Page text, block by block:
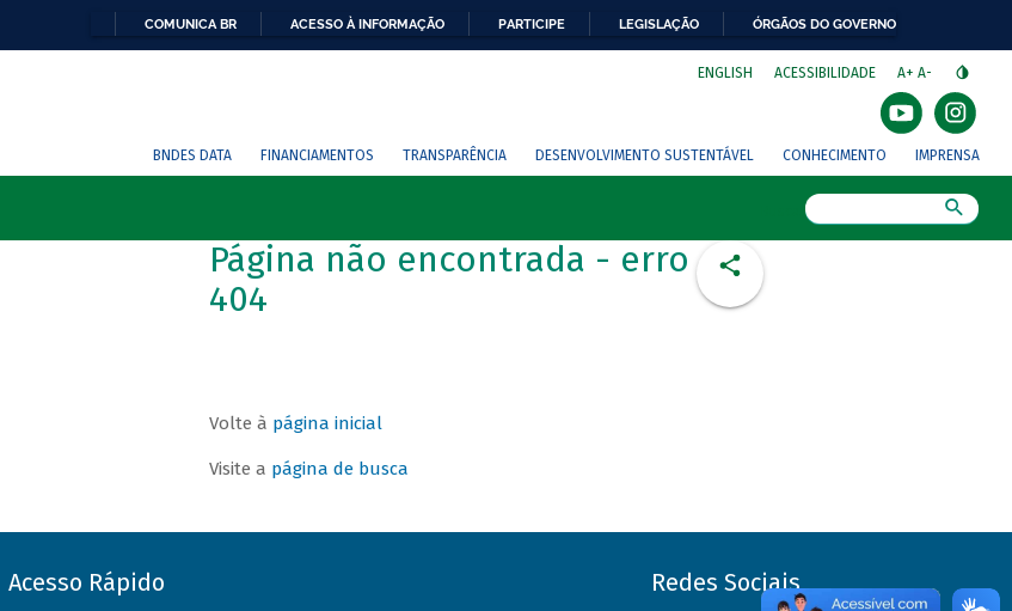
COMUNICA BR ACESSO À INFORMAÇÃO PARTICIPE LEGISLAÇÃO ÓRGÃOS DO GOVERNO
ENGLISH ACESSIBILIDADE A+ A-
BNDES DATA FINANCIAMENTOS TRANSPARÊNCIA DESENVOLVIMENTO SUSTENTÁVEL CONHECIMENTO IMPRENSA
Página não encontrada - erro
404
Volte à página inicial
Visite a página de busca
Acesso Rápido Redes Sociais